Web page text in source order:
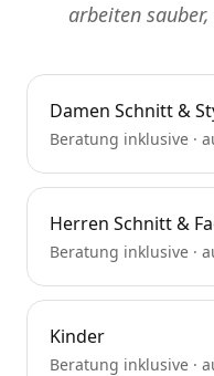
arbeiten
Damen Schnitt &
Beratung inklusive ·
Herren Schnitt &
Beratung inklusive ·
Kinder
Beratung inklusive ·